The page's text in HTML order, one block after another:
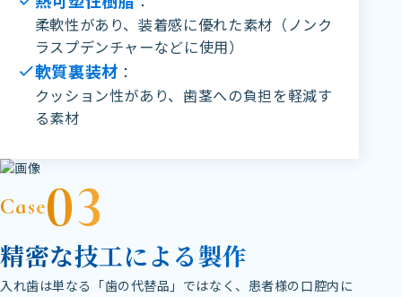
柔軟性があり、装着感に優れた素材（ノンク
ラスプデンチャーなどに使用）
軟質裏装材 ：
クッション性があり、歯茎への負担を軽減す
る素材
Case03
精密な技工による製作
入れ歯は単なる「歯の代替品」ではなく、患者様の口腔内に